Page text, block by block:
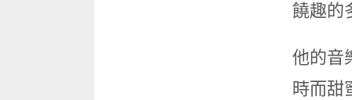
饒趣的
他的音
時而甜